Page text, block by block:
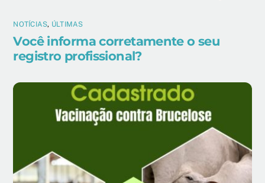
NOTÍCIAS, ÚLTIMAS
Você informa corretamente o seu
registro profissional?